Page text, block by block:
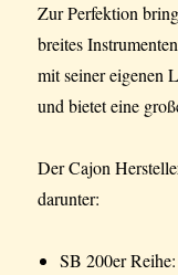
Zur Perfektion
breites
mit seiner eigenen
und bietet eine
Der Cajon
darunter:
SB 200er